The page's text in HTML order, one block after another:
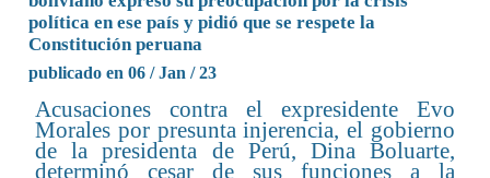
política en ese país y pidió que se respete la
Constitución peruana
publicado en 06 / Jan / 23
Acusaciones contra el expresidente Evo
Morales por presunta injerencia, el gobierno
de la presidenta de Perú, Dina Boluarte,
determinó cesar de sus funciones a la